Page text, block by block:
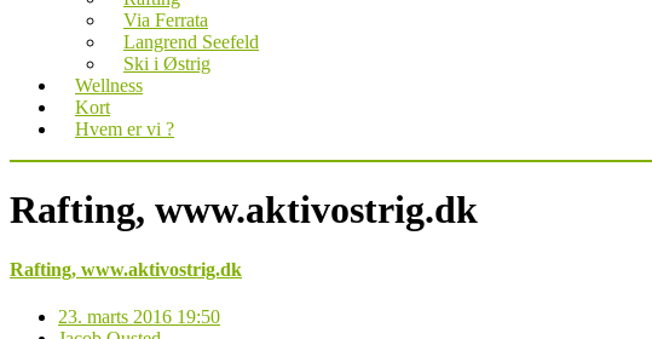
Via Ferrata
Langrend Seefeld
Ski i Østrig
Wellness
Kort
Hvem er vi ?
Rafting, www.aktivostrig.dk
Rafting, www.aktivostrig.dk
23. marts 2016 19:50